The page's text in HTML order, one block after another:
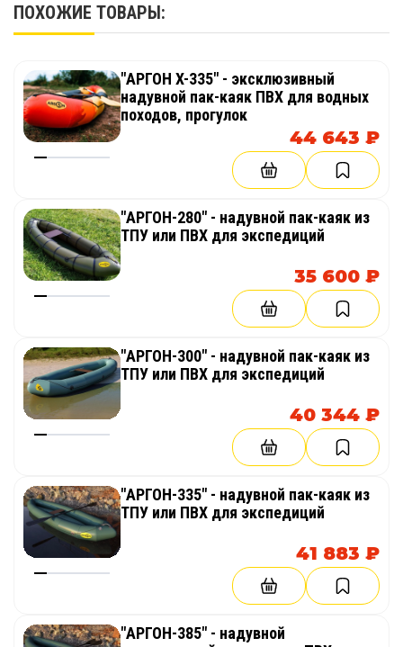
ПОХОЖИЕ ТОВАРЫ:
"АРГОН X-335" - эксклюзивный
надувной пак-каяк ПВХ для водных
походов, прогулок
44 643 ₽
"АРГОН-280" - надувной пак-каяк из
ТПУ или ПВХ для экспедиций
35 600 ₽
"АРГОН-300" - надувной пак-каяк из
ТПУ или ПВХ для экспедиций
40 344 ₽
"АРГОН-335" - надувной пак-каяк из
ТПУ или ПВХ для экспедиций
41 883 ₽
"АРГОН-385" - надувной